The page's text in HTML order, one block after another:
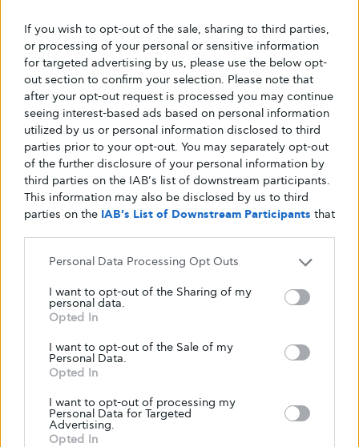
If you wish to opt-out of the sale, sharing to third parties,
or processing of your personal or sensitive information
for targeted advertising by us, please use the below opt-
out section to confirm your selection. Please note that
after your opt-out request is processed you may continue
seeing interest-based ads based on personal information
utilized by us or personal information disclosed to third
parties prior to your opt-out. You may separately opt-out
of the further disclosure of your personal information by
third parties on the IAB’s list of downstream participants.
This information may also be disclosed by us to third
parties on the IAB’s List of Downstream Participants that
Personal Data Processing Opt Outs
I want to opt-out of the Sharing of my
personal data.
Opted In
I want to opt-out of the Sale of my
Personal Data.
Opted In
I want to opt-out of processing my
Personal Data for Targeted
Advertising.
Opted In
ΑΠΌ
BIOWAY
Σπόροι chia: γνωρίστε όλα τα οφέλη
που προσφέρει μια all-in-one superfood
Οι σπόροι chia μπορούν να μειώσουν το σάκχαρο στο
αίμα, να καταπολεμήσουν τη χοληστερόλη και να
βελτιώσουν την υγεία του εντέρου